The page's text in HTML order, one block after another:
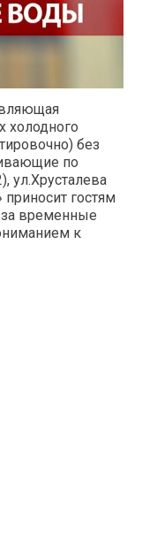
холодного
без
по
ул.Хрусталева
гостям
временные
к